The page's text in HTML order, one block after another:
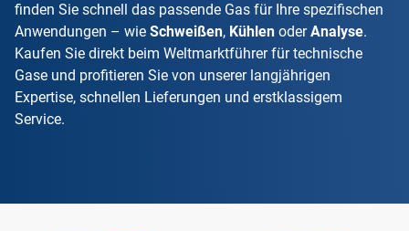
finden Sie schnell das passende Gas für Ihre spezifischen
Anwendungen – wie Schweißen, Kühlen oderAnalyse.
Kaufen Sie direkt beim Weltmarktführer für technische
Gase und profitieren Sie von unserer langjährigen
Expertise, schnellen Lieferungen und erstklassigem
Service.